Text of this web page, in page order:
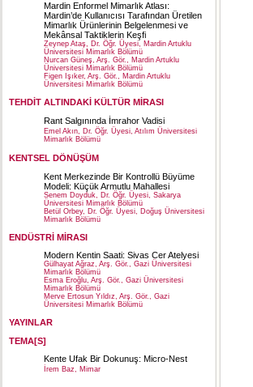
Mardin Enformel Mimarlık Atlası:
Mardin’de Kullanıcısı Tarafından Üretilen
Mimarlık Ürünlerinin Belgelenmesi ve
Mekânsal Taktiklerin Keşfi
Zeynep Ataş, Dr. Öğr. Üyesi, Mardin Artuklu
Üniversitesi Mimarlık Bölümü
Nurcan Güneş, Arş. Gör., Mardin Artuklu
Üniversitesi Mimarlık Bölümü
Figen Işıker, Arş. Gör., Mardin Artuklu
Üniversitesi Mimarlık Bölümü
TEHDİT ALTINDAKİ KÜLTÜR MİRASI
Rant Salgınında İmrahor Vadisi
Emel Akın, Dr. Öğr. Üyesi, Atılım Üniversitesi
Mimarlık Bölümü
KENTSEL DÖNÜŞÜM
Kent Merkezinde Bir Kontrollü Büyüme
Modeli: Küçük Armutlu Mahallesi
Senem Doyduk, Dr. Öğr. Üyesi, Sakarya
Üniversitesi Mimarlık Bölümü
Betül Orbey, Dr. Öğr. Üyesi, Doğuş Üniversitesi
Mimarlık Bölümü
ENDÜSTRİ MİRASI
Modern Kentin Saati: Sivas Cer Atelyesi
Gülhayat Ağraz, Arş. Gör., Gazi Üniversitesi
Mimarlık Bölümü
Esma Eroğlu, Arş. Gör., Gazi Üniversitesi
Mimarlık Bölümü
Merve Ertosun Yıldız, Arş. Gör., Gazi
Üniversitesi Mimarlık Bölümü
YAYINLAR
TEMA[S]
Kente Ufak Bir Dokunuş: Micro-Nest
İrem Baz, Mimar